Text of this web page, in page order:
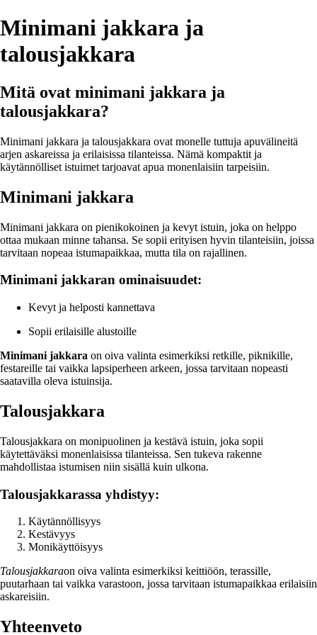
Minimani jakkara ja
talousjakkara
Mitä ovat minimani jakkara ja
talousjakkara?
Minimani jakkara ja talousjakkara ovat monelle tuttuja apuvälineitä
arjen askareissa ja erilaisissa tilanteissa. Nämä kompaktit ja
käytännölliset istuimet tarjoavat apua monenlaisiin tarpeisiin.
Minimani jakkara
Minimani jakkara on pienikokoinen ja kevyt istuin, joka on helppo
ottaa mukaan minne tahansa. Se sopii erityisen hyvin tilanteisiin, joissa
tarvitaan nopeaa istumapaikkaa, mutta tila on rajallinen.
Minimani jakkaran ominaisuudet:
Kevyt ja helposti kannettava
Sopii erilaisille alustoille
Minimani jakkara on oiva valinta esimerkiksi retkille, piknikille,
festareille tai vaikka lapsiperheen arkeen, jossa tarvitaan nopeasti
saatavilla oleva istuinsija.
Talousjakkara
Talousjakkara on monipuolinen ja kestävä istuin, joka sopii
käytettäväksi monenlaisissa tilanteissa. Sen tukeva rakenne
mahdollistaa istumisen niin sisällä kuin ulkona.
Talousjakkarassa yhdistyy:
Käytännöllisyys
Kestävyys
Monikäyttöisyys
Talousjakkaraon oiva valinta esimerkiksi keittiöön, terassille,
puutarhaan tai vaikka varastoon, jossa tarvitaan istumapaikkaa erilaisiin
askareisiin.
Yhteenveto